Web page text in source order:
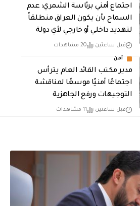
اجتماع أمني برئاسة الشمري: عدم
السماح بأن يكون العراق منطلقاً
لتهديد داخلي أو خارجي لأي دولة
قبل ساعتين 20 مشاهدات
أمن
مدير مكتب القائد العام يترأس
اجتماعًا أمنيًا موسعًا لمناقشة
التوجيهات ورفع الجاهزية
قبل ساعتين 11 مشاهدات